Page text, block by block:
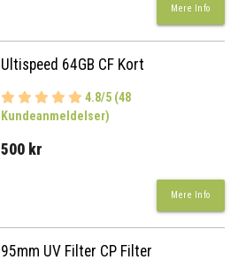
Mere Info
Ultispeed 64GB CF Kort
4.8/5 (48
Kundeanmeldelser)
500 kr
Mere Info
95mm UV Filter CP Filter